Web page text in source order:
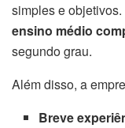
simples e
ensino médio
segundo grau.
Além disso, a
Breve